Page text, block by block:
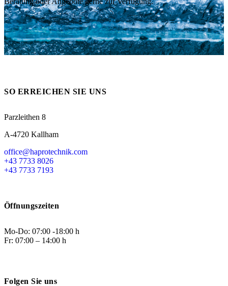
Messen
Videos / Downloads
HT Plus
Hochdruckpumpen
SO ERREICHEN SIE UNS
Parzleithen 8
A-4720 Kallham
office@haprotechnik.com
+43 7733 8026
+43 7733 7193
Öffnungszeiten
Mo-Do: 07:00 -18:00 h
Fr: 07:00 – 14:00 h
Folgen Sie uns